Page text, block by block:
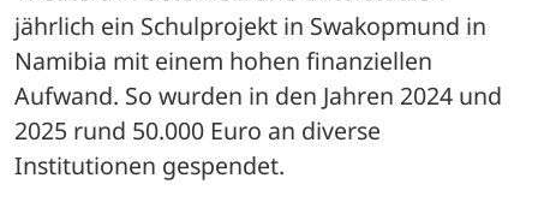
jährlich ein Schulprojekt in Swakopmund in
Namibia mit einem hohen finanziellen
Aufwand. So wurden in den Jahren 2024 und
2025 rund 50.000 Euro an diverse
Institutionen gespendet.